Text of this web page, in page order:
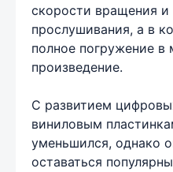
скорости вращения и
прослушивания, а в
полное погружение в
произведение.
С развитием
виниловым
уменьшился, однако
оставаться